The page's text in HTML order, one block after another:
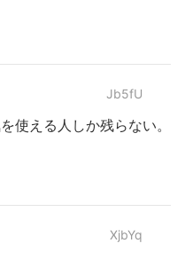
Jb5fU
使える人しか残らない。
XjbYq